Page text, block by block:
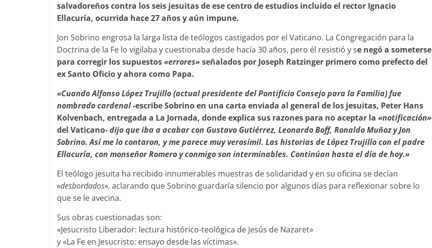
salvadoreños contra los seis jesuitas de ese centro de estudios incluido el rector Ignacio
Ellacuría, ocurrida hace 27 años y aún impune.
Jon Sobrino engrosa la larga lista de teólogos castigados por el Vaticano. La Congregación para la
Doctrina de la Fe lo vigilaba y cuestionaba desde hacía 30 años, pero él resistió y se negó a someterse
para corregir los supuestos«errores»señalados por Joseph Ratzinger primero como prefecto del
ex Santo Oficio y ahora como Papa.
«Cuando Alfonso López Trujillo (actual presidente del Pontificio Consejo para la Familia) fue
nombrado cardenal-escribe Sobrino en una carta enviada al general de los jesuitas, Peter Hans
Kolvenbach, entregada a La Jornada, donde explica sus razones para no aceptar la «notificación»
del Vaticano-dijo que iba a acabar con Gustavo Gutiérrez, Leonardo Boff, Ronaldo Muñoz y Jon
Sobrino. Así me lo contaron, y me parece muy verosímil. Las historias de López Trujillo con el padre
Ellacuría, con monseñor Romero y conmigo son interminables. Continúan hasta el día de hoy.»
El teólogo jesuita ha recibido innumerables muestras de solidaridad y en su oficina se decían
«desbordados», aclarando que Sobrino guardaría silencio por algunos días para reflexionar sobre lo
que se le avecina.
Sus obras cuestionadas son:
«Jesucristo Liberador: lectura histórico-teológica de Jesús de Nazaret»
y «La Fe en Jesucristo: ensayo desde las víctimas».